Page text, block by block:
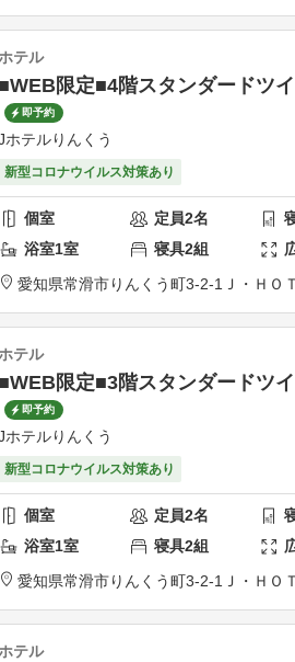
ホテル
■WEB限定■4階スタンダードツイ
即予約
ホテルりんくう
新型コロナウイルス対策あり
個室 定員2名
浴室1室 寝具2組
愛知県常滑市りんくう町3-2-1 Ｊ・ＨＯ
ホテル
■WEB限定■3階スタンダードツイ
即予約
ホテルりんくう
新型コロナウイルス対策あり
個室 定員2名
浴室1室 寝具2組
愛知県常滑市りんくう町3-2-1 Ｊ・ＨＯ
ホテル